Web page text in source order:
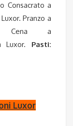
Consacrato a
Pranzo a
Cena a
Luxor. Pasti:
Luxor